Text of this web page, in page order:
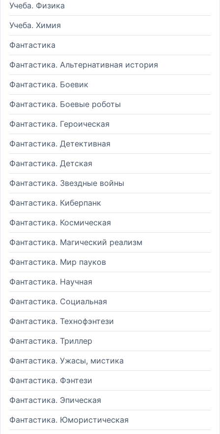
Учеба. Физика
Учеба. Химия
Фантастика
Фантастика. Альтернативная история
Фантастика. Боевик
Фантастика. Боевые роботы
Фантастика. Героическая
Фантастика. Детективная
Фантастика. Детская
Фантастика. Звездные войны
Фантастика. Киберпанк
Фантастика. Космическая
Фантастика. Магический реализм
Фантастика. Мир пауков
Фантастика. Научная
Фантастика. Социальная
Фантастика. Технофэнтези
Фантастика. Триллер
Фантастика. Ужасы, мистика
Фантастика. Фэнтези
Фантастика. Эпическая
Фантастика. Юмористическая